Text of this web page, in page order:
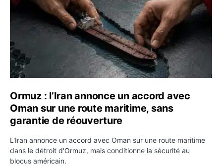
Ormuz : l’Iran annonce un accord avec
Oman sur une route maritime, sans
garantie de réouverture
L'Iran annonce un accord avec Oman sur une route maritime
dans le détroit d'Ormuz, mais conditionne la sécurité au
blocus américain.